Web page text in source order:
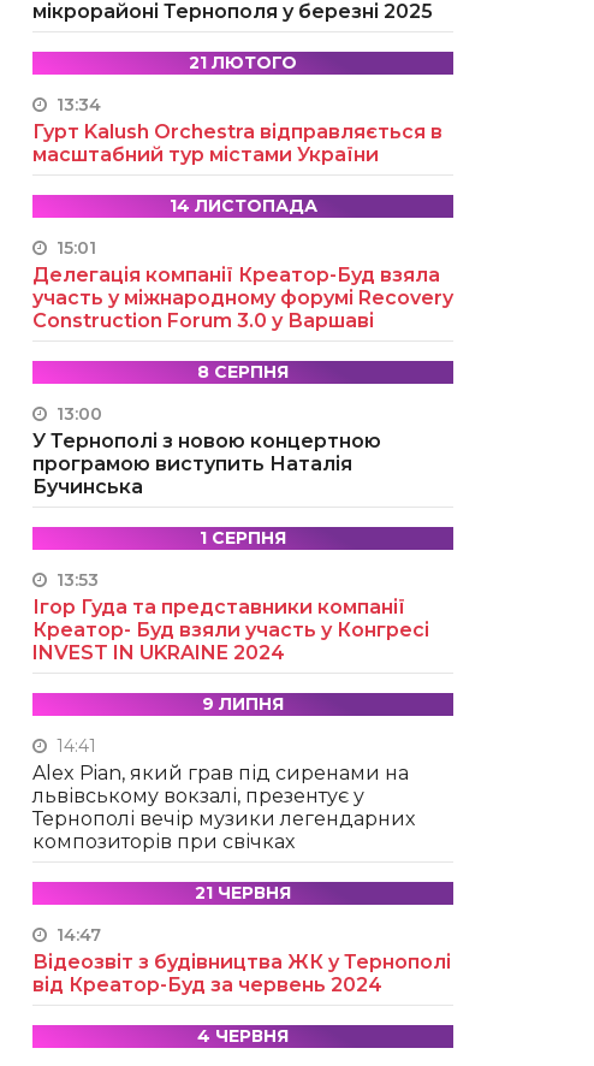
мікрорайоні Тернополя у березні 2025
21 ЛЮТОГО
13:34
Гурт Kalush Orchestra відправляється в
масштабний тур містами України
14 ЛИСТОПАДА
15:01
Делегація компанії Креатор-Буд взяла
участь у міжнародному форумі Recovery
Construction Forum 3.0 у Варшаві
8 СЕРПНЯ
13:00
У Тернополі з новою концертною
програмою виступить Наталія
Бучинська
1 СЕРПНЯ
13:53
Ігор Гуда та представники компанії
Креатор- Буд взяли участь у Конгресі
INVEST IN UKRAINE 2024
9 ЛИПНЯ
14:41
Alex Pian, який грав під сиренами на
львівському вокзалі, презентує у
Тернополі вечір музики легендарних
композиторів при свічках
21 ЧЕРВНЯ
14:47
Відеозвіт з будівництва ЖК у Тернополі
від Креатор-Буд за червень 2024
4 ЧЕРВНЯ